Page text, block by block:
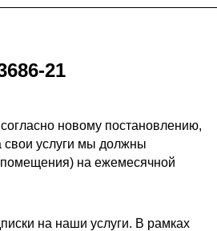
21
новому постановлению,
свои услуги мы должны
на ежемесячной
на наши услуги. В рамках